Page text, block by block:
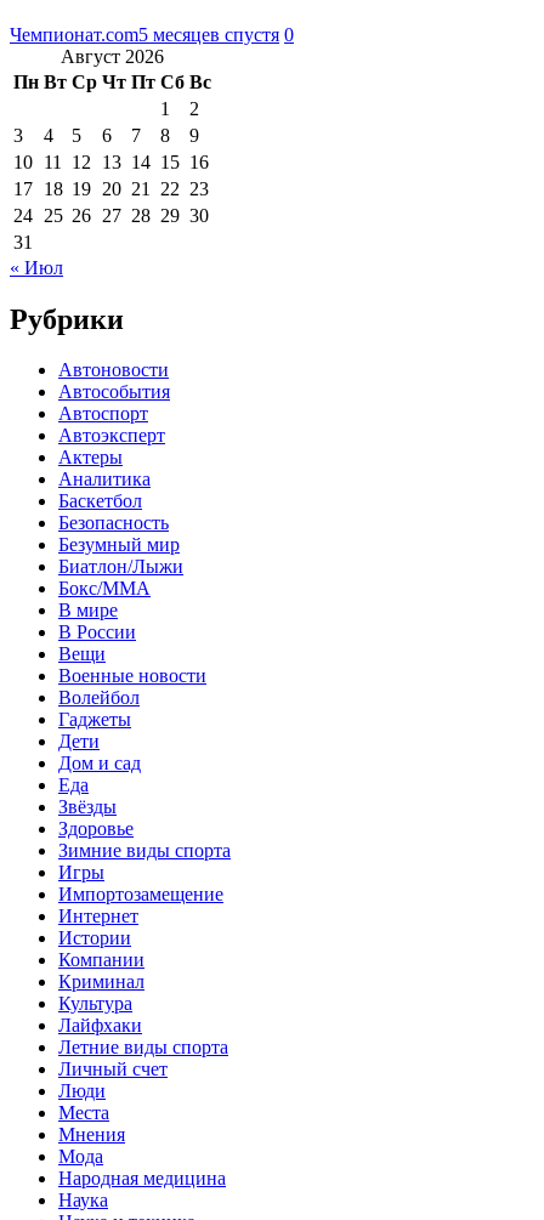
Чемпионат.com5 месяцев спустя 0
Август 2026
Пн Вт Ср Чт Пт Сб Вс
1
2
3
4 5 6 7 8
9
10 11 12 13 14 15 16
17 18 19 20 21 22 23
24 25 26 27 28 29 30
31
« Июл
Рубрики
Автоновости
Автособытия
Автоспорт
Автоэксперт
Актеры
Аналитика
Баскетбол
Безопасность
Безумный мир
Биатлон/Лыжи
Бокс/MMA
В мире
В России
Вещи
Военные новости
Волейбол
Гаджеты
Дети
Дом и сад
Еда
Звёзды
Здоровье
Зимние виды спорта
Игры
Импортозамещение
Интернет
Истории
Компании
Криминал
Культура
Лайфхаки
Летние виды спорта
Личный счет
Люди
Места
Мнения
Мода
Народная медицина
Наука